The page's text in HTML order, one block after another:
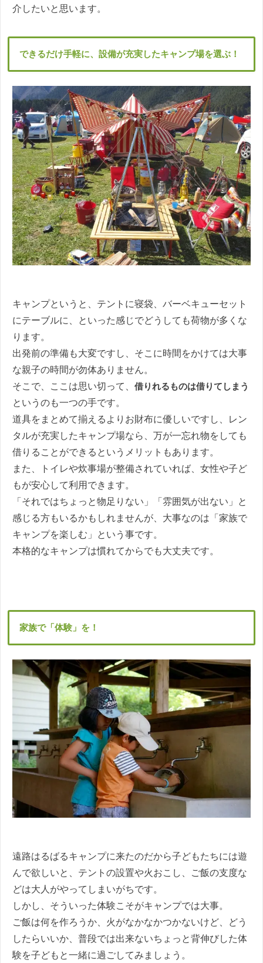
介したいと思います。
できるだけ手軽に、設備が充実したキャンプ場を選ぶ！
キャンプというと、テントに寝袋、バーベキューセット
にテーブルに、といった感じでどうしても荷物が多くな
ります。
出発前の準備も大変ですし、そこに時間をかけては大事
な親子の時間が勿体ありません。
そこで、ここは思い切って、 借りれるものは借りてしまう
というのも一つの手です。
道具をまとめて揃えるよりお財布に優しいですし、レン
タルが充実したキャンプ場なら、万が一忘れ物をしても
借りることができるというメリットもあります。
また、トイレや炊事場が整備されていれば、女性や子ど
もが安心して利用できます。
「それではちょっと物足りない」「雰囲気が出ない」と
感じる方もいるかもしれませんが、大事なのは「家族で
キャンプを楽しむ」という事です。
本格的なキャンプは慣れてからでも大丈夫です。
家族で「体験」を！
遠路はるばるキャンプに来たのだから子どもたちには遊
んで欲しいと、テントの設置や火おこし、ご飯の支度な
どは大人がやってしまいがちです。
しかし、そういった体験こそがキャンプでは大事。
ご飯は何を作ろうか、火がなかなかつかないけど、どう
したらいいか、普段では出来ないちょっと背伸びした体
験を子どもと一緒に過ごしてみましょう。